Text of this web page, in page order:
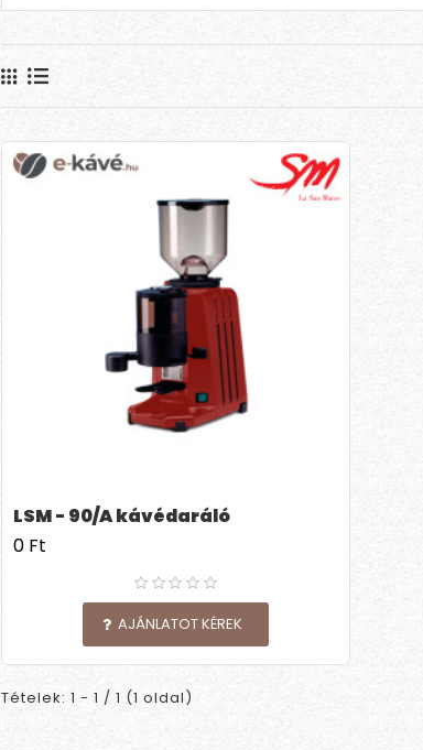
LSM - 90/A kávédaráló
0 Ft
AJÁNLATOT KÉREK
Tételek: 1 - 1 / 1 (1 oldal)